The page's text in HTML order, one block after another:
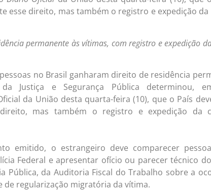
esse direito, mas também o registro e expedição
permanente às vítimas, com registro e expedição
no Brasil ganharam direito de residência
Justiça e Segurança Pública determinou,
da União desta quarta-feira (10), que o País
mas também o registro e expedição da
emitido, o estrangeiro deve comparecer
Federal e apresentar ofício ou parecer técnico
Pública, da Auditoria Fiscal do Trabalho sobre a
de regularização migratória da vítima.